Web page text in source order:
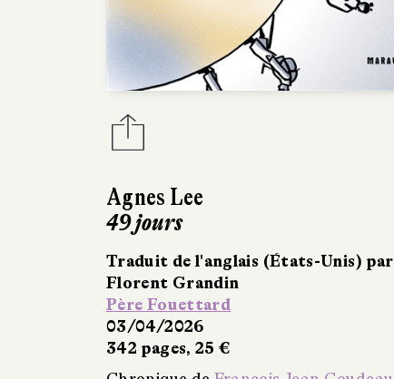
Agnes Lee
49 jours
Traduit de l'anglais (États-Unis) par
Florent Grandin
Père Fouettard
03/04/2026
342 pages, 25 €